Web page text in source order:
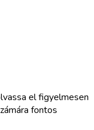
el figyelmesen
fontos